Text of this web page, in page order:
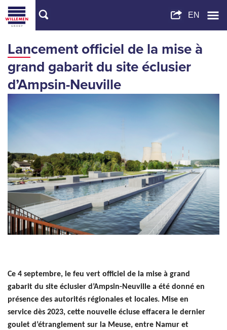
Lancement officiel de la mise à
grand gabarit du site éclusier
d’Ampsin-Neuville
Ce 4 septembre, le feu vert officiel de la mise à grand
gabarit du site éclusier d’Ampsin-Neuville a été donné en
présence des autorités régionales et locales. Mise en
service dès 2023, cette nouvelle écluse effacera le dernier
goulet d’étranglement sur la Meuse, entre Namur et